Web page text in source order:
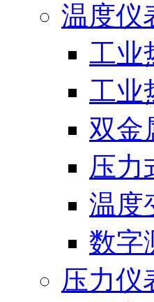
温度仪
工业
工业
双金
压力
温度
数字
压力仪